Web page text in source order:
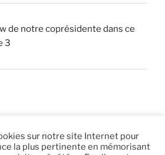
de notre coprésidente dans ce
3
sur notre site Internet pour
la plus pertinente en mémorisant